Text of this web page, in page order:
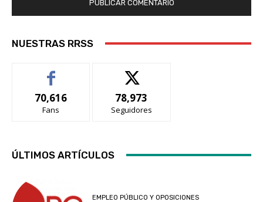
NUESTRAS RRSS
70,616
Fans
78,973
Seguidores
ÚLTIMOS ARTÍCULOS
EMPLEO PÚBLICO Y OPOSICIONES